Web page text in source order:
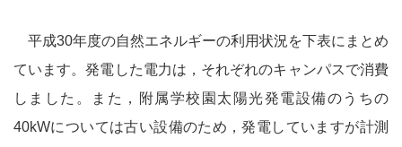
三重大学環境方針
Mie University Environmental Strategy
平成30年度の自然エネルギーの利用状況を下表にまとめ
ています。発電した電力は，それぞれのキャンパスで消費
しました。また，附属学校園太陽光発電設備のうちの
40kWについては古い設備のため，発電していますが計測